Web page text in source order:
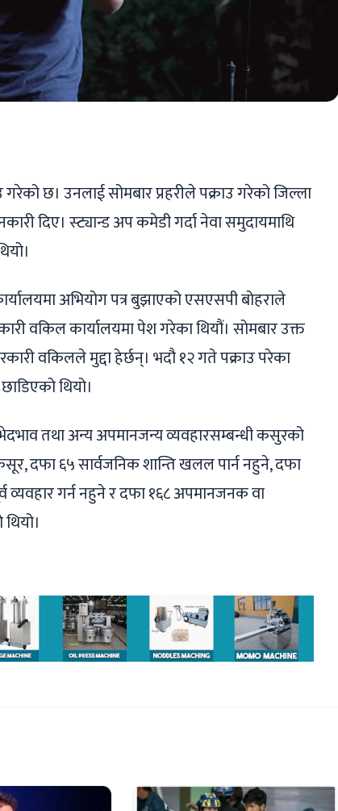
गरेको छ। उनलाई सोमबार प्रहरीले पक्राउ गरेको जिल्ला
दिए। स्ट्यान्ड अप कमेडी गर्दा नेवा समुदायमाथि
अभियोग पत्र बुझाएको एसएसपी बोहराले
वकिल कार्यालयमा पेश गरेका थियौं। सोमबार उक्त
वकिलले मुद्दा हेर्छन्। भदौ १२ गते पक्राउ परेका
थियो।
तथा अन्य अपमानजन्य व्यवहारसम्बन्धी कसुरको
दफा ६५ सार्वजनिक शान्ति खलल पार्न नहुने, दफा
व्यवहार गर्न नहुने र दफा १६८ अपमानजनक वा